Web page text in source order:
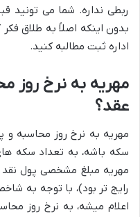
ربطی نداره. شما می تونید
بدون اینکه اصلاً به طلاق فکر
اداره ثبت مطالبه کنید.
مهریه به نرخ روز
عقد؟
مهریه به نرخ روز محاسبه و
سکه باشه، به تعداد سکه
مهریه مبلغ مشخصی پول نقد
رایج تر بود)، با توجه به
اعلام میشه، به نرخ روز